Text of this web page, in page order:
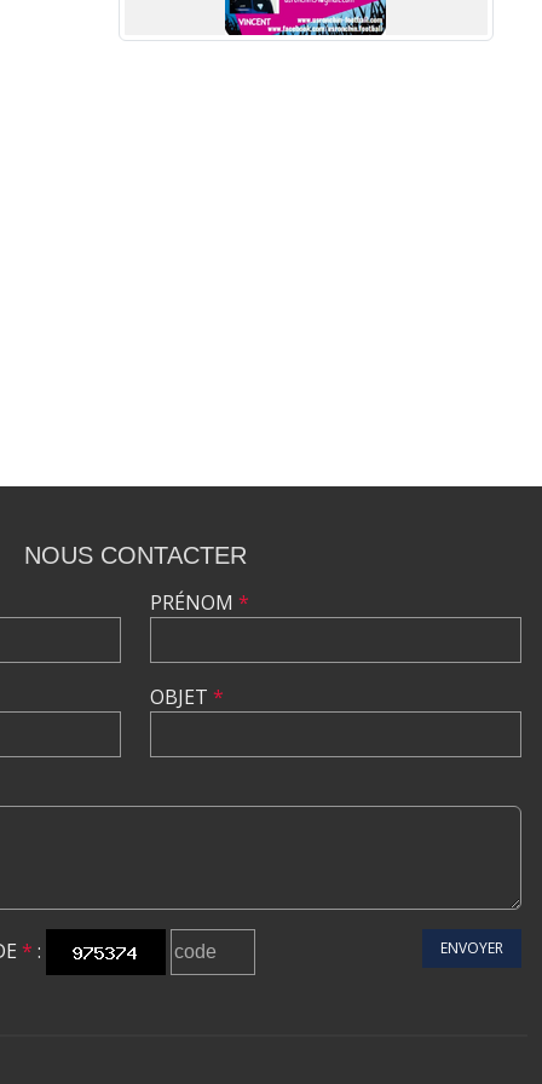
NOUS CONTACTER
PRÉNOM *
OBJET *
* : ENVOYER